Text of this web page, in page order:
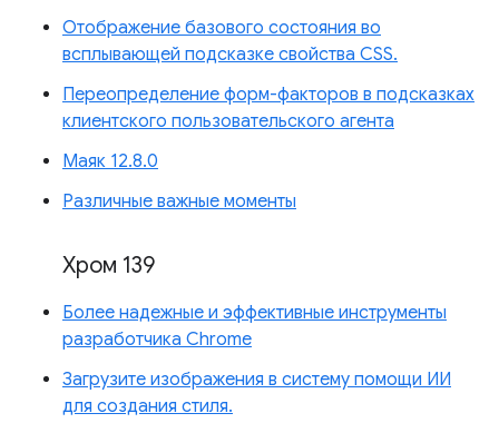
Отображение базового состояния во
всплывающей подсказке свойства CSS.
Переопределение форм-факторов в подсказках
клиентского пользовательского агента
Маяк 12.8.0
Различные важные моменты
Хром 139
Более надежные и эффективные инструменты
разработчика Chrome
Загрузите изображения в систему помощи ИИ
для создания стиля.